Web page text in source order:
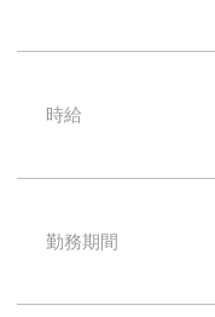
時給
勤務期間